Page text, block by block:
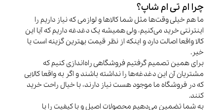
چرا ام تی ام شاپ؟
ما هم خیلی وقت‌ها مثل شما کالاها و لوازمی که نیاز داریم را
اینترنتی خرید می‌کنیم، ولی همیشه یک دغدغه داریم که آیا این
کالا واقعا اصالت دارد و اینکه از نظر قیمت بهترین گزینه است یا
خیر.
برای همین تصمیم گرفتیم فروشگاهی راه‌اندازی کنیم که
مشتریان آن این دغدغه‌ها را نداشته باشند و اگر به واقعا کالایی
که در فروشگاه ما موجود هست نیاز دارند، با خیال راحت خرید
کنند.
به شما تضمین می‌دهیم محصولات اصیل و با کیفیت را با